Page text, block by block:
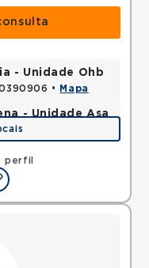
perfil
- Unidade Ohb
• Mapa
- Unidade Asa
70770560 •Mapa